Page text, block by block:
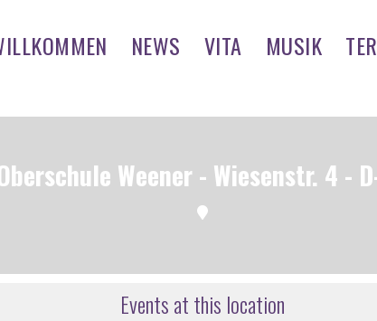
NEWS VITA MUSIK
Weener - Wiesenstr. 4 -
Events at this location